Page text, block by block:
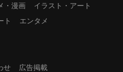
・漫画
イラスト・アート
ト エンタメ
せ
広告掲載